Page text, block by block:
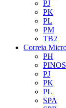
PJ
PK
PL
PM
TB2
Correia
PH
PINOS
PJ
PK
PL
SPA